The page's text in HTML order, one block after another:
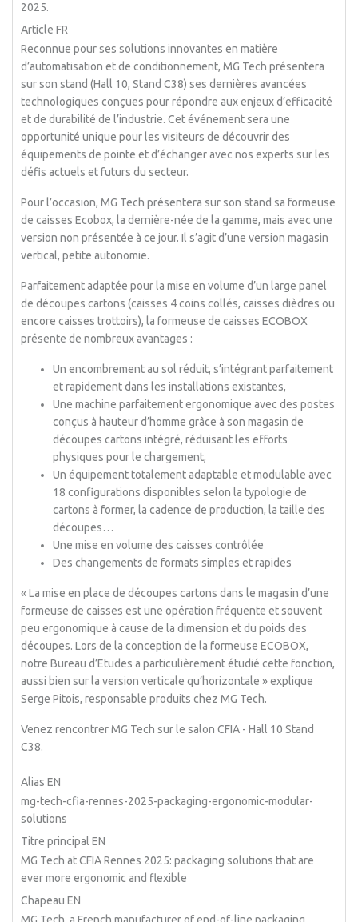
2025.
Article FR
Reconnue pour ses solutions innovantes en matière
d’automatisation et de conditionnement, MG Tech présentera
sur son stand (Hall 10, Stand C38) ses dernières avancées
technologiques conçues pour répondre aux enjeux d’efficacité
et de durabilité de l’industrie. Cet événement sera une
opportunité unique pour les visiteurs de découvrir des
équipements de pointe et d’échanger avec nos experts sur les
défis actuels et futurs du secteur.
Pour l’occasion, MG Tech présentera sur son stand sa formeuse
de caisses Ecobox, la dernière-née de la gamme, mais avec une
version non présentée à ce jour. Il s’agit d’une version magasin
vertical, petite autonomie.
Parfaitement adaptée pour la mise en volume d’un large panel
de découpes cartons (caisses 4 coins collés, caisses dièdres ou
encore caisses trottoirs), la formeuse de caisses ECOBOX
présente de nombreux avantages :
Un encombrement au sol réduit, s’intégrant parfaitement
et rapidement dans les installations existantes,
Une machine parfaitement ergonomique avec des postes
conçus à hauteur d’homme grâce à son magasin de
découpes cartons intégré, réduisant les efforts
physiques pour le chargement,
Un équipement totalement adaptable et modulable avec
18 configurations disponibles selon la typologie de
cartons à former, la cadence de production, la taille des
découpes…
Une mise en volume des caisses contrôlée
Des changements de formats simples et rapides
« La mise en place de découpes cartons dans le magasin d’une
formeuse de caisses est une opération fréquente et souvent
peu ergonomique à cause de la dimension et du poids des
découpes. Lors de la conception de la formeuse ECOBOX,
notre Bureau d’Etudes a particulièrement étudié cette fonction,
aussi bien sur la version verticale qu’horizontale » explique
Serge Pitois, responsable produits chez MG Tech.
Venez rencontrer MG Tech sur le salon CFIA - Hall 10 Stand
C38.
Alias EN
mg-tech-cfia-rennes-2025-packaging-ergonomic-modular-
solutions
Titre principal EN
MG Tech at CFIA Rennes 2025: packaging solutions that are
ever more ergonomic and flexible
Chapeau EN